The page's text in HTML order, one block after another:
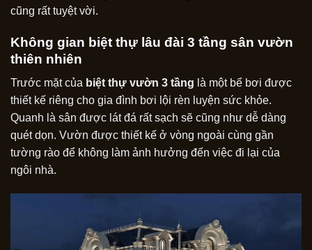
cũng rất tuyệt vời.
Không gian biệt thự lâu đài 3 tầng sân vườn
thiên nhiên
Trước mặt của biệt thự vườn 3 tầng là một bể bơi được
thiết kế riêng cho gia đình bơi lội rèn luyện sức khỏe.
Quanh là sân được lát đá rất sạch sẽ cũng như dễ dàng
quét dọn. Vườn được thiết kế ở vòng ngoài cùng gần
tường rào để không làm ảnh hưởng đến việc đi lại của
ngôi nhà.